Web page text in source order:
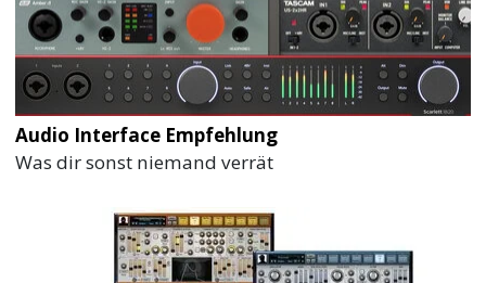
Audio Interface Empfehlung
Was dir sonst niemand verrät